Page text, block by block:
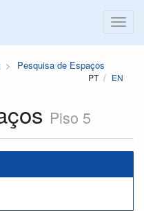
Pesquisa de Espaços
PT EN
Piso 5